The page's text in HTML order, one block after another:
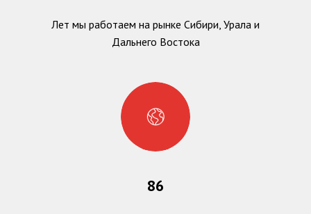
Лет мы работаем на рынке Сибири, Урала и
Дальнего Востока
86